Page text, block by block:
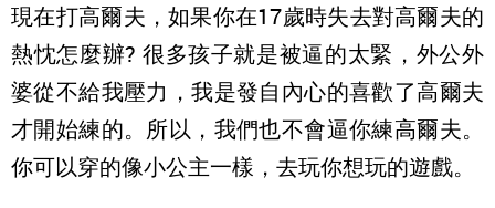
現在打高爾夫，如果你在17歲時失去對高爾夫的
熱忱怎麼辦? 很多孩子就是被逼的太緊，外公外
婆從不給我壓力，我是發自內心的喜歡了高爾夫
才開始練的。所以，我們也不會逼你練高爾夫。
你可以穿的像小公主一樣，去玩你想玩的遊戲。